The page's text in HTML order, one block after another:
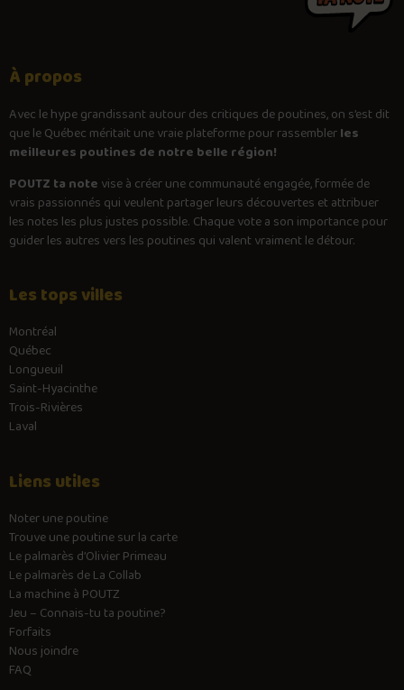
À propos
Avec lehypegrandissant autour des critiques de poutines, on s’est dit
que le Québec méritait une vraie plateforme pour rassemblerles
meilleures poutines de notre belle région!
POUTZ ta note vise à créer une communauté engagée, formée de
vrais passionnés qui veulent partager leurs découvertes et attribuer
les notes les plus justes possible. Chaque vote a son importance pour
guider les autres vers les poutines qui valent vraiment le détour.
Les tops villes
Montréal
Québec
Longueuil
Saint-Hyacinthe
Trois-Rivières
Laval
Liens utiles
Noter une poutine
Trouve une poutine sur la carte
Le palmarès d’Olivier Primeau
Le palmarès de La Collab
La machine à POUTZ
Jeu – Connais-tu ta poutine?
Forfaits
Nous joindre
FAQ